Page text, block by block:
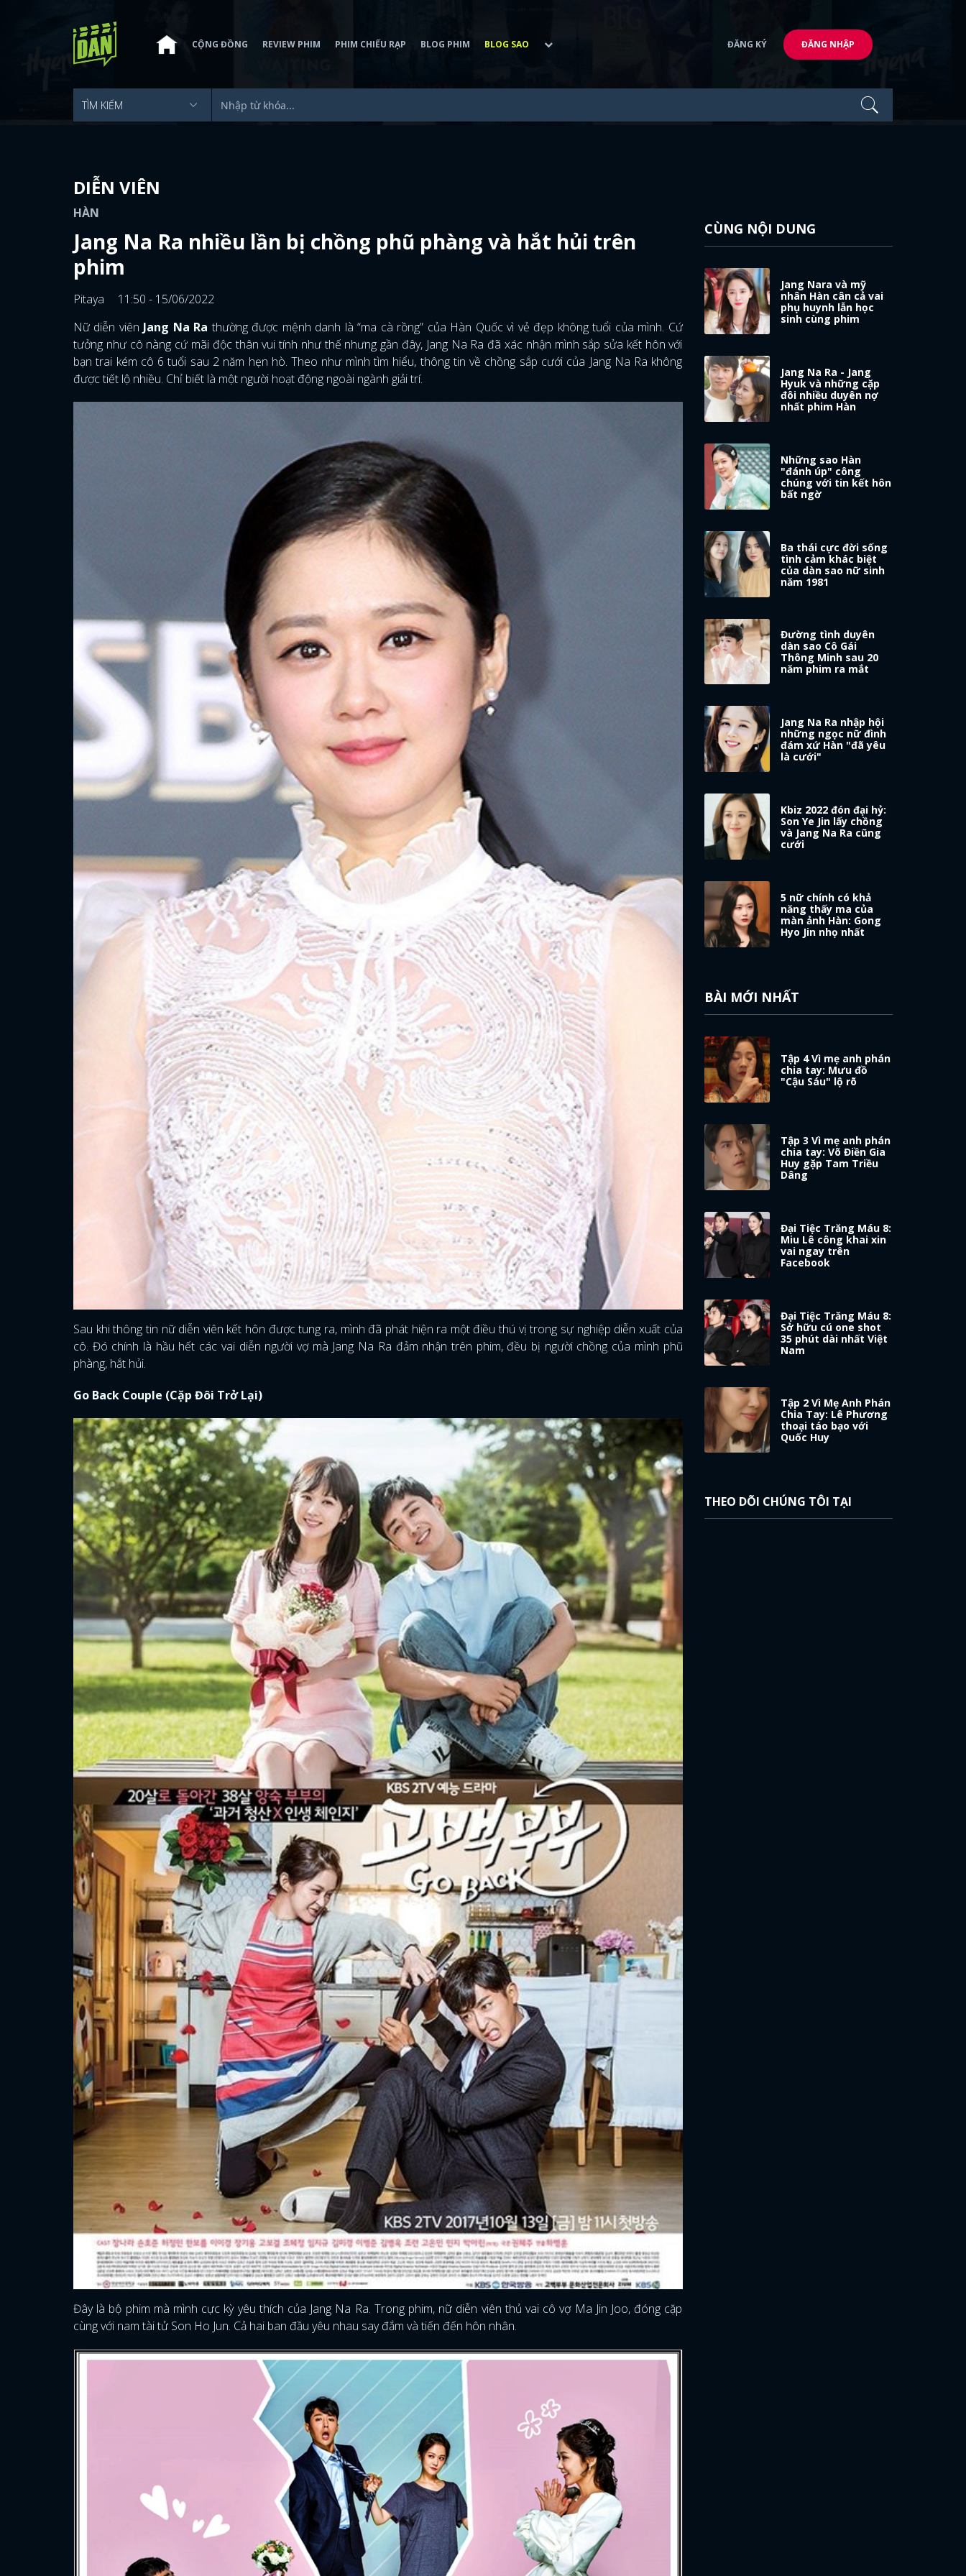
ĐĂNG NHẬP
FACEBOOK GOOGLE
CỘNG ĐỒNG REVIEW PHIM PHIM CHIẾU RẠP BLOG PHIM BLOG SAO ĐĂNG KÝ ĐĂNG NHẬP
DIỄN VIÊN
HÀN
Jang Na Ra nhiều lần bị chồng phũ phàng và hắt hủi trên
phim
Pitaya
11:50 - 15/06/2022
Nữ diễn viên Jang Na Ra thường được mệnh danh là “ma cà rồng” của Hàn Quốc vì vẻ đẹp không tuổi của mình. Cứ
tưởng như cô nàng cứ mãi độc thân vui tính như thế nhưng gần đây, Jang Na Ra đã xác nhận mình sắp sửa kết hôn với
bạn trai kém cô 6 tuổi sau 2 năm hẹn hò. Theo như mình tìm hiểu, thông tin về chồng sắp cưới của Jang Na Ra không
được tiết lộ nhiều. Chỉ biết là một người hoạt động ngoài ngành giải trí.
Sau khi thông tin nữ diễn viên kết hôn được tung ra, mình đã phát hiện ra một điều thú vị trong sự nghiệp diễn xuất của
cô. Đó chính là hầu hết các vai diễn người vợ mà Jang Na Ra đảm nhận trên phim, đều bị người chồng của mình phũ
phàng, hắt hủi.
Go Back Couple (Cặp Đôi Trở Lại)
Đây là bộ phim mà mình cực kỳ yêu thích của Jang Na Ra. Trong phim, nữ diễn viên thủ vai cô vợ Ma Jin Joo, đóng cặp
cùng với nam tài tử Son Ho Jun. Cả hai ban đầu yêu nhau say đắm và tiến đến hôn nhân.
CÙNG NỘI DUNG
Jang Nara và mỹ
nhân Hàn cân cả vai
phụ huynh lẫn học
sinh cùng phim
Jang Na Ra - Jang
Hyuk và những cặp
đôi nhiều duyên nợ
nhất phim Hàn
Những sao Hàn
"đánh úp" công
chúng với tin kết hôn
bất ngờ
Ba thái cực đời sống
tình cảm khác biệt
của dàn sao nữ sinh
năm 1981
Đường tình duyên
dàn sao Cô Gái
Thông Minh sau 20
năm phim ra mắt
Jang Na Ra nhập hội
những ngọc nữ đình
đám xứ Hàn "đã yêu
là cưới"
Kbiz 2022 đón đại hỷ:
Son Ye Jin lấy chồng
và Jang Na Ra cũng
cưới
5 nữ chính có khả
năng thấy ma của
màn ảnh Hàn: Gong
Hyo Jin nhọ nhất
BÀI MỚI NHẤT
Tập 4 Vì mẹ anh phán
chia tay: Mưu đồ
"Cậu Sáu" lộ rõ
Tập 3 Vì mẹ anh phán
chia tay: Võ Điền Gia
Huy gặp Tam Triều
Dâng
Đại Tiệc Trăng Máu 8:
Miu Lê công khai xin
vai ngay trên
Facebook
Đại Tiệc Trăng Máu 8:
Sở hữu cú one shot
35 phút dài nhất Việt
Nam
Tập 2 Vì Mẹ Anh Phán
Chia Tay: Lê Phương
thoại táo bạo với
Quốc Huy
THEO DÕI CHÚNG TÔI TẠI